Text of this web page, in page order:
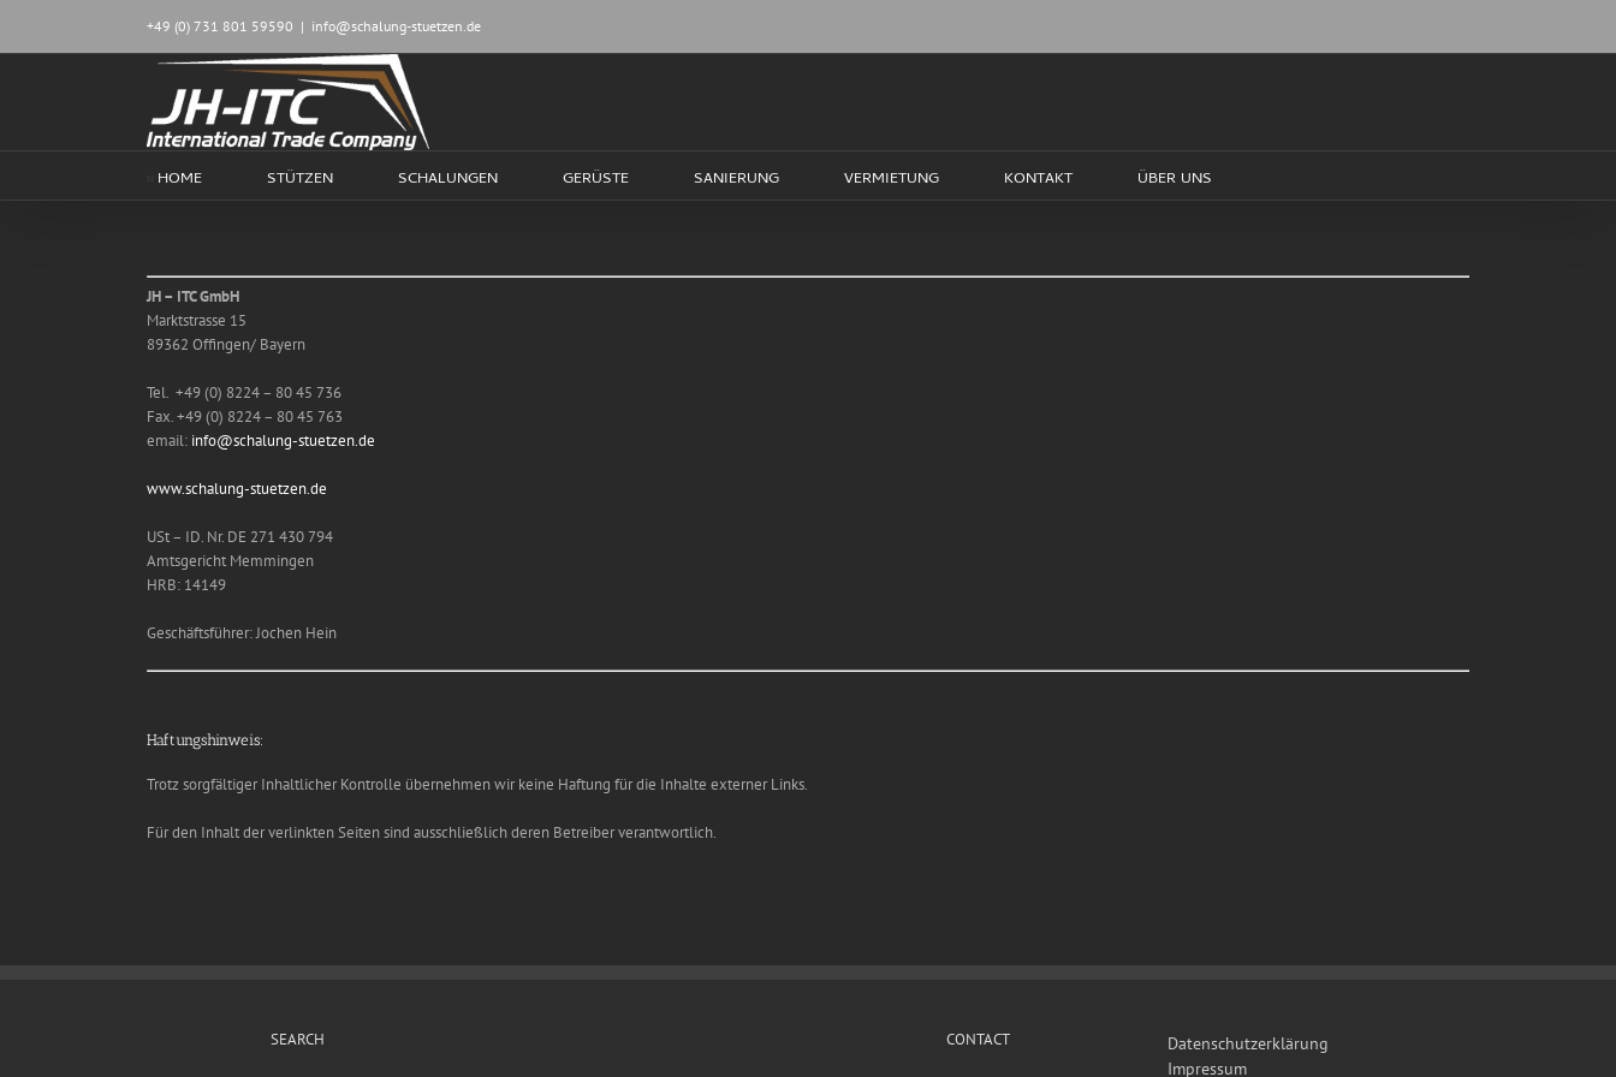
springen
+49 (0) 731 801 59590 | info@schalung-stuetzen.de
HOME STÜTZEN SCHALUNGEN GERÜSTE SANIERUNG VERMIETUNG KONTAKT ÜBER UNS
JH – ITC GmbH
Marktstrasse 15
89362 Offingen/ Bayern
Tel. +49 (0) 8224 – 80 45 736
Fax. +49 (0) 8224 – 80 45 763
email: info@schalung-stuetzen.de
www.schalung-stuetzen.de
USt – ID. Nr. DE 271 430 794
Amtsgericht Memmingen
HRB: 14149
Geschäftsführer: Jochen Hein
Haftungshinweis:
Trotz sorgfältiger Inhaltlicher Kontrolle übernehmen wir keine Haftung für die Inhalte externer Links.
Für den Inhalt der verlinkten Seiten sind ausschließlich deren Betreiber verantwortlich.
SEARCH CONTACT
Datenschutzerklärung
Impressum